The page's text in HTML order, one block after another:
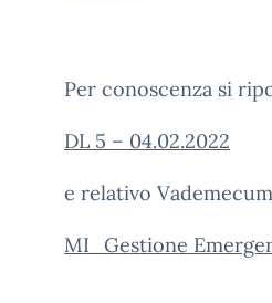
Per conoscenza si
DL 5 – 04.02.2022
e relativo Vademecum
MI_Gestione